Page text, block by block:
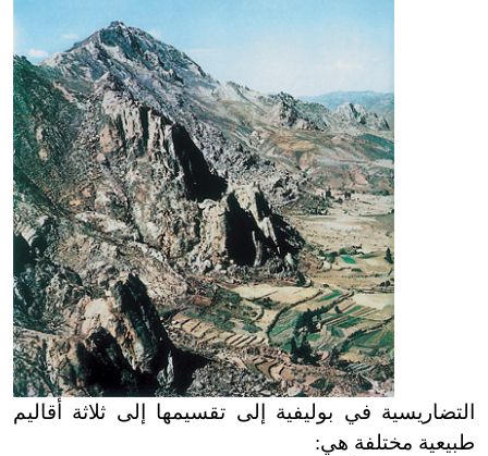
التضاريسية في بوليفية إلى تقسيمها إلى ثلاثة أقاليم
طبيعية مختلفة هي: